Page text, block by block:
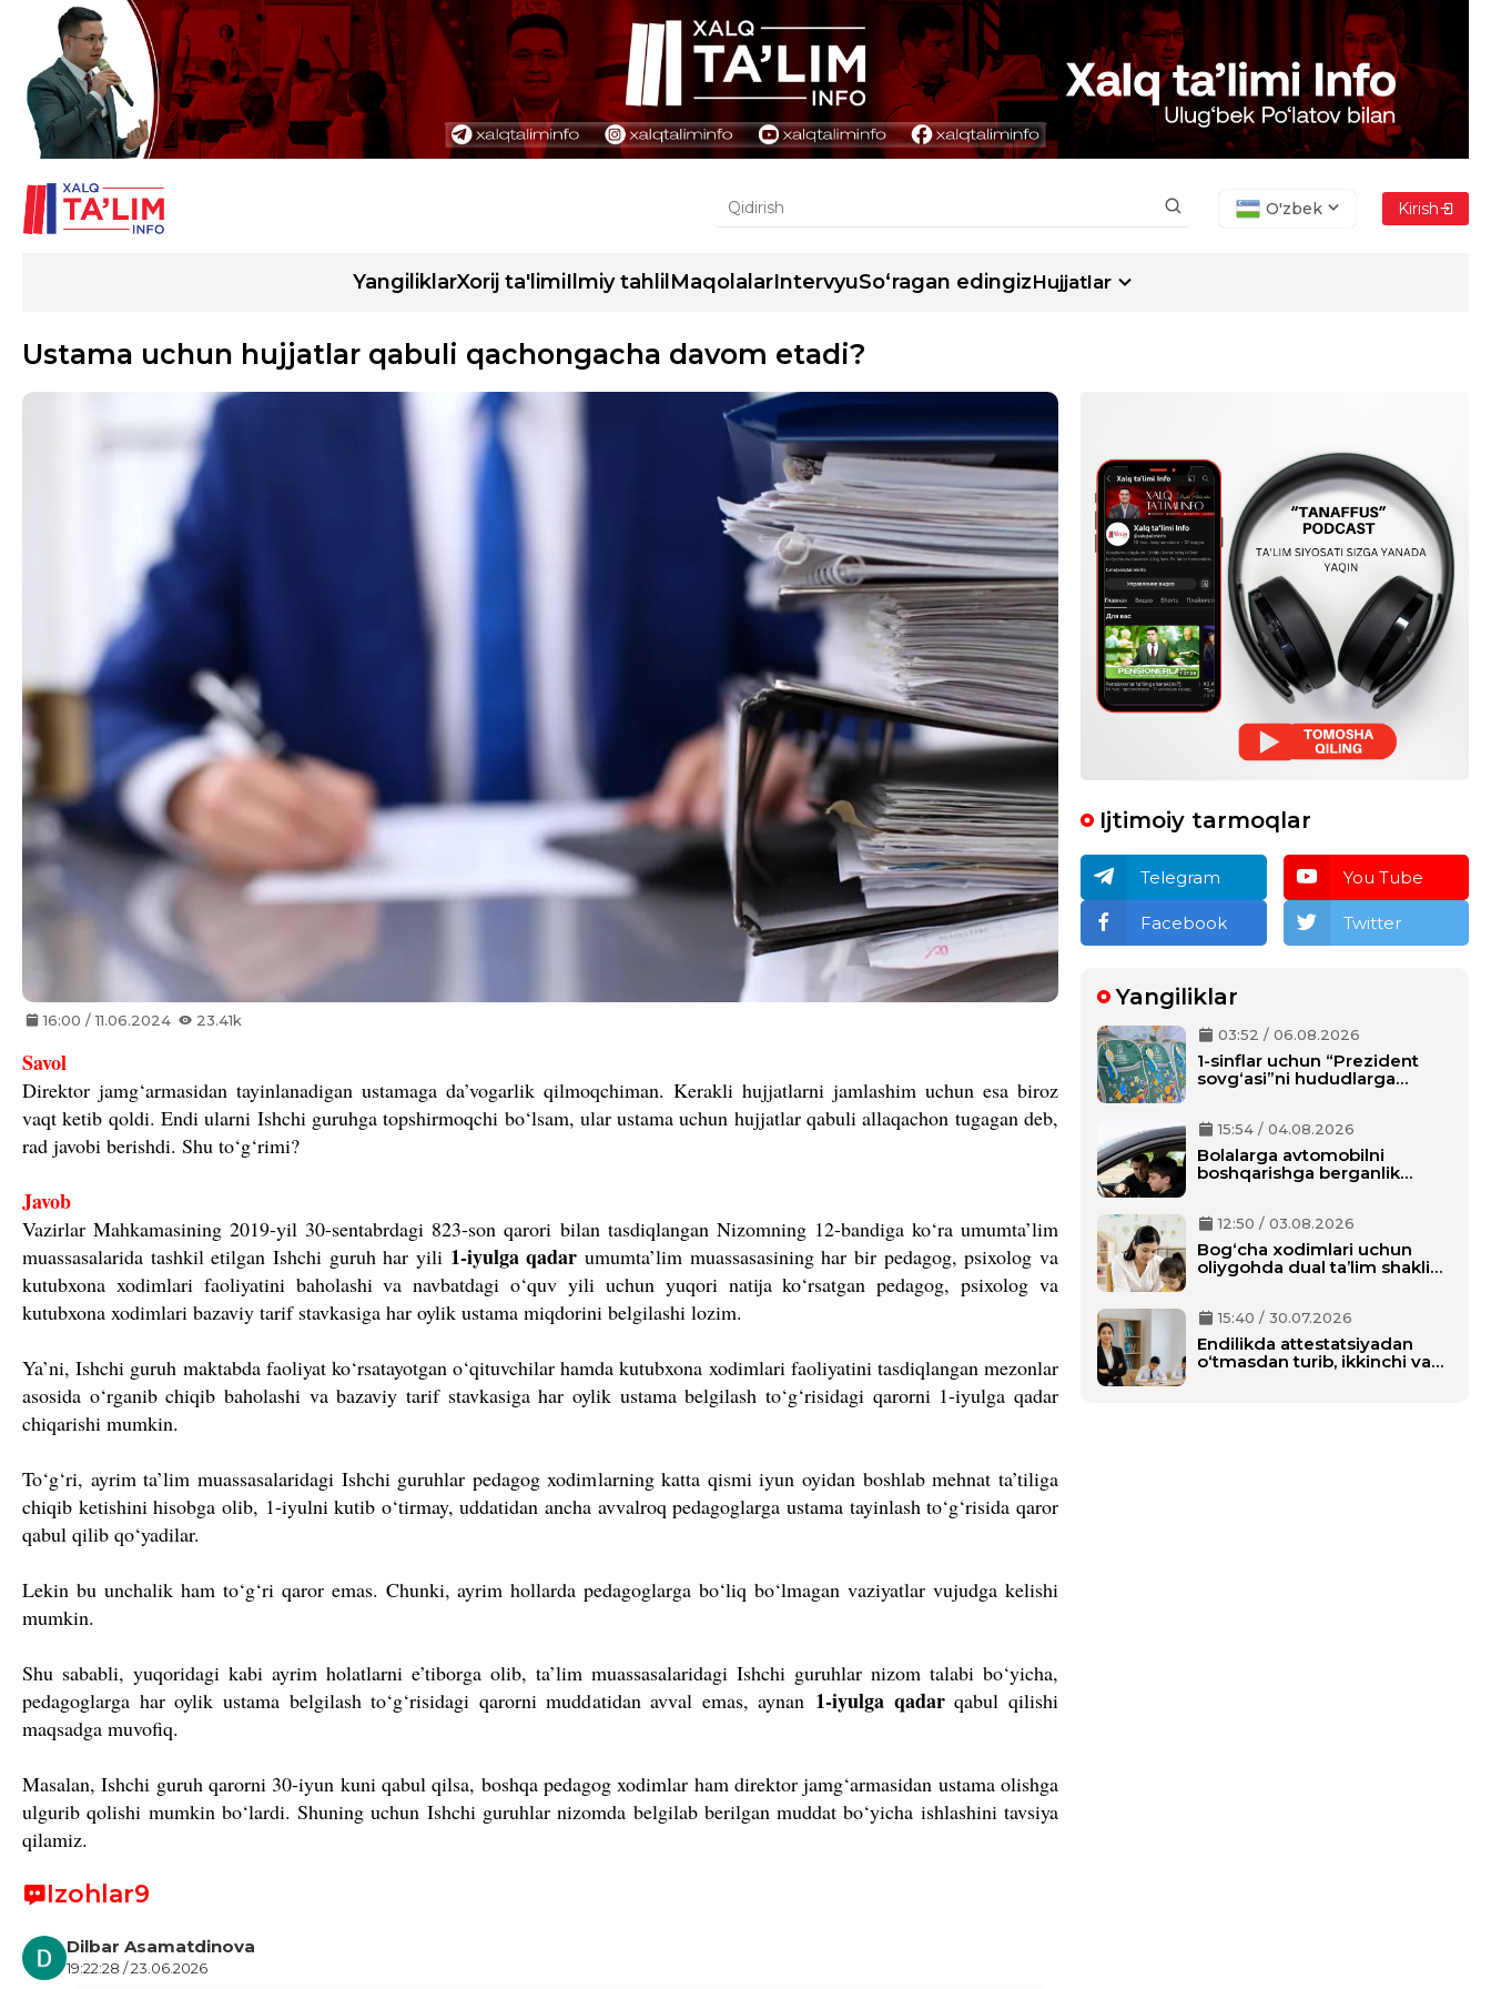
O'zbek Kirish
YangiliklarXorij ta'limiIlmiy tahlil MaqolalarIntervyuSo‘ragan edingizHujjatlar
Ustama uchun hujjatlar qabuli qachongacha davom etadi?
16:00 / 11.06.2024 23.41k
Savol
Direktor jamg‘armasidan tayinlanadigan ustamaga da’vogarlik qilmoqchiman. Kerakli hujjatlarni jamlashim uchun esa biroz
vaqt ketib qoldi. Endi ularni Ishchi guruhga topshirmoqchi bo‘lsam, ular ustama uchun hujjatlar qabuli allaqachon tugagan deb,
rad javobi berishdi. Shu to‘g‘rimi?
Javob
Vazirlar Mahkamasining 2019-yil 30-sentabrdagi 823-son qarori bilan tasdiqlangan Nizomning 12-bandiga ko‘ra umumta’lim
muassasalarida tashkil etilgan Ishchi guruh har yili 1-iyulga qadar umumta’lim muassasasining har bir pedagog, psixolog va
kutubxona xodimlari faoliyatini baholashi va navbatdagi o‘quv yili uchun yuqori natija ko‘rsatgan pedagog, psixolog va
kutubxona xodimlari bazaviy tarif stavkasiga har oylik ustama miqdorini belgilashi lozim.
Ya’ni, Ishchi guruh maktabda faoliyat ko‘rsatayotgan o‘qituvchilar hamda kutubxona xodimlari faoliyatini tasdiqlangan mezonlar
asosida o‘rganib chiqib baholashi va bazaviy tarif stavkasiga har oylik ustama belgilash to‘g‘risidagi qarorni 1-iyulga qadar
chiqarishi mumkin.
To‘g‘ri, ayrim ta’lim muassasalaridagi Ishchi guruhlar pedagog xodimlarning katta qismi iyun oyidan boshlab mehnat ta’tiliga
chiqib ketishini hisobga olib, 1-iyulni kutib o‘tirmay, uddatidan ancha avvalroq pedagoglarga ustama tayinlash to‘g‘risida qaror
qabul qilib qo‘yadilar.
Lekin bu unchalik ham to‘g‘ri qaror emas. Chunki, ayrim hollarda pedagoglarga bo‘liq bo‘lmagan vaziyatlar vujudga kelishi
mumkin.
Shu sababli, yuqoridagi kabi ayrim holatlarni e’tiborga olib, ta’lim muassasalaridagi Ishchi guruhlar nizom talabi bo‘yicha,
pedagoglarga har oylik ustama belgilash to‘g‘risidagi qarorni muddatidan avval emas, aynan 1-iyulga qadarqabul qilishi
maqsadga muvofiq.
Masalan, Ishchi guruh qarorni 30-iyun kuni qabul qilsa, boshqa pedagog xodimlar ham direktor jamg‘armasidan ustama olishga
ulgurib qolishi mumkin bo‘lardi. Shuning uchun Ishchi guruhlar nizomda belgilab berilgan muddat bo‘yicha ishlashini tavsiya
qilamiz.
Izohlar9
Dilbar Asamatdinova
19:22:28 / 23.06.2026
Ijtimoiy tarmoqlar
Telegram You Tube
Facebook Twitter
Yangiliklar
03:52 / 06.08.2026
1-sinflar uchun “Prezident
sovg‘asi”ni hududlarga
yetkaziladi?
15:54 / 04.08.2026
Bolalarga avtomobilni
boshqarishga berganlik
12:50 / 03.08.2026
Bog‘cha xodimlari uchun
oliygohda dual ta’lim shaklida
15:40 / 30.07.2026
Endilikda attestatsiyadan
o‘tmasdan turib, ikkinchi va